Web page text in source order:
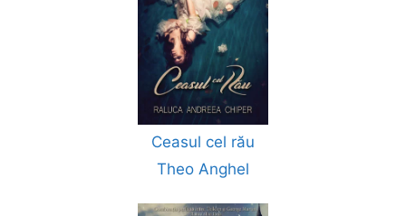
Ceasul cel rău
Theo Anghel